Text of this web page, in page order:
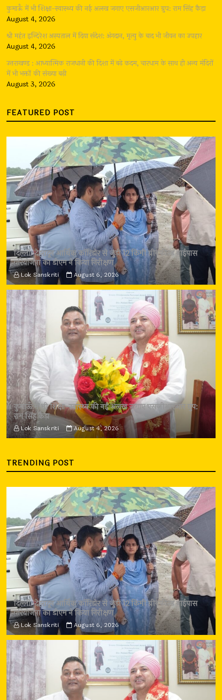
कुमाऊँ में भी शिक्षा-स्वास्थ्य की नई अलख जगाए एसजीआरआर ग्रुप: राम सिंह कैड़ा
August 4, 2026
श्री महंत इन्दिरेश अस्पताल में दिया संदेश: अंगदान, मृत्यु के बाद भी जीवन का उपहार
August 4, 2026
उत्तराखण्ड : आध्यात्मिक राजधानी की दिशा में बढ़े कदम, चारधाम के साथ ही अन्य मंदिरों
में भी भक्तों की संख्या बढ़ी
August 3, 2026
FEATURED POST
दिल्ली-देहरादून आर्थिक कॉरिडोर से जुड़ी 12 किमी ग्रीनफील्ड बाईपास
परियोजना का डीएम ने किया निरीक्षण
Lok Sanskriti August 6, 2026
कुमाऊँ में भी शिक्षा-स्वास्थ्य की नई अलख जगाए एसजीआरआर ग्रुप:
राम सिंह कैड़ा
Lok Sanskriti August 4, 2026
TRENDING POST
दिल्ली-देहरादून आर्थिक कॉरिडोर से जुड़ी 12 किमी ग्रीनफील्ड बाईपास
परियोजना का डीएम ने किया निरीक्षण
Lok Sanskriti August 6, 2026